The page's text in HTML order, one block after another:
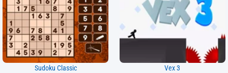
Sudoku Classic Vex 3